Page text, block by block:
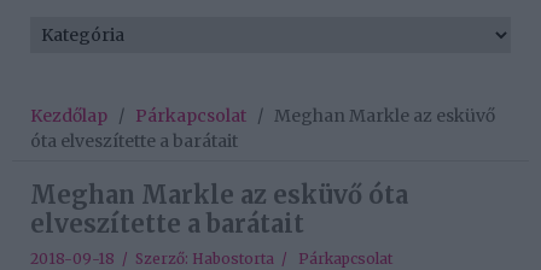
Kezdőlap / Párkapcsolat / Meghan Markle az esküvő
óta elveszítette a barátait
Meghan Markle az esküvő óta
elveszítette a barátait
2018-09-18 / Szerző: Habostorta / Párkapcsolat